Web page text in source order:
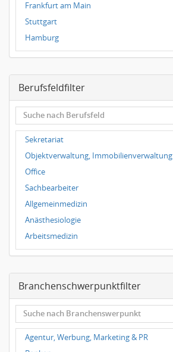
Frankfurt am Main
Stuttgart
Hamburg
Frankfurt
Magdeburg
Leipzig
Dortmund
Wuppertal
Hallbergmoos
Würzburg
Grünwald
Ulm
Bielefeld
Hannover
Duisburg
Berufsfeldfilter
Sekretariat
Objektverwaltung, Immobilienverwaltung
Office
Sachbearbeiter
Allgemeinmedizin
Anästhesiologie
Arbeitsmedizin
Augenheilkunde
Frauenheilkunde, Geburtshilfe
Hals-Nasen-Ohrenheilkunde
Hautkrankheiten, Geschlechtskrankheiten
Hygienemedizin, Umweltmedizin
Innere Medizin
Branchenschwerpunktfilter
Agentur, Werbung, Marketing & PR